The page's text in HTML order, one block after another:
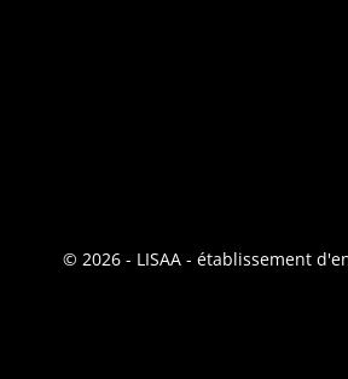
© 2026 - LISAA - établissement